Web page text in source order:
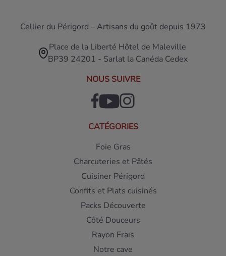
Cellier du Périgord – Artisans du goût depuis 1973
Place de la Liberté Hôtel de Maleville
BP39 24201 - Sarlat la Canéda Cedex
NOUS SUIVRE
CATÉGORIES
Foie Gras
Charcuteries et Pâtés
Cuisiner Périgord
Confits et Plats cuisinés
Packs Découverte
Côté Douceurs
Rayon Frais
Notre cave